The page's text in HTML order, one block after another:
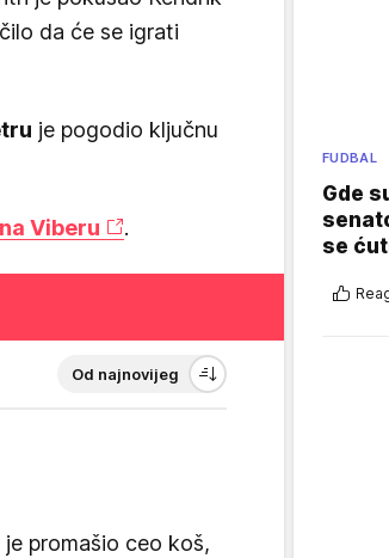
da će se igrati
je pogodio ključnu
Viberu .
Od najnovijeg
promašio ceo koš,
FUDBAL
Gde
se